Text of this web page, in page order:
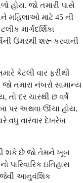
હોય. જો તમારી પાસે
મહિલાઓ માટે 45 ની
માર્ગદર્શિકા
ઉંમરથી શરૂ કરવાની
કેટલી વાર ફરીથી
તમારા નંબરો સામાન્ય
તો દર ચારથી છ વર્ષે
પર અથવા ઊંચા હોય,
વધુ વારંવાર દેખરેખ
શકે છે જો તેમને ખૂબ
પારિવારિક ઇતિહાસ
જેવી આનુવંશિક